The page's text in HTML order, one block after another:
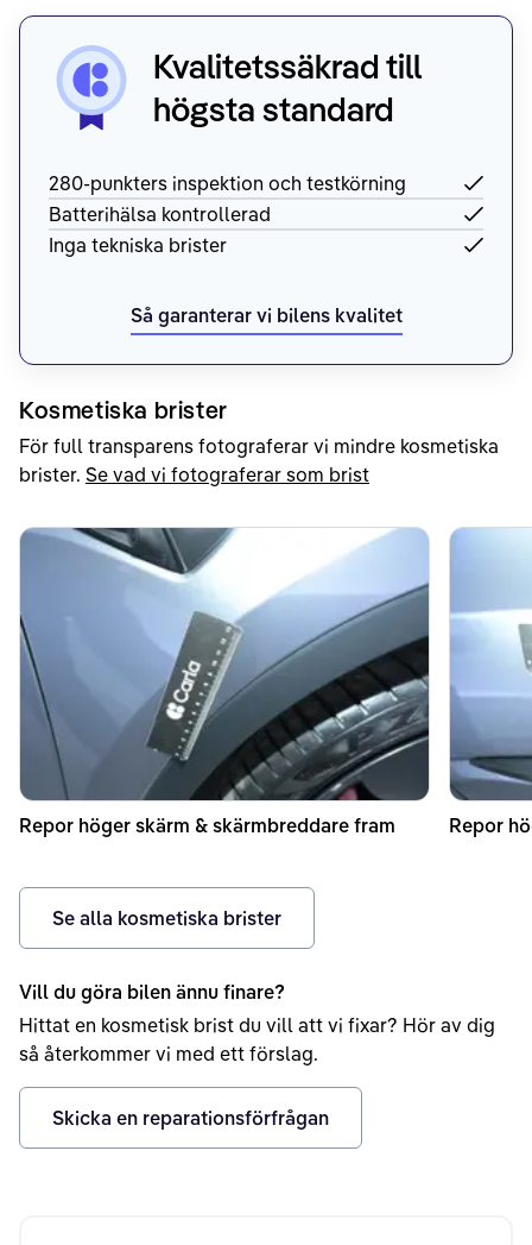
Kvalitetssäkrad till
högsta standard
280-punkters inspektion och testkörning
Batterihälsa kontrollerad
Inga tekniska brister
Så garanterar vi bilens kvalitet
Kosmetiska brister
För full transparens fotograferar vi mindre kosmetiska
brister. Se vad vi fotograferar som brist
Repor höger skärm & skärmbreddare fram Repor
Se alla kosmetiska brister
Vill du göra bilen ännu finare?
Hittat en kosmetisk brist du vill att vi fixar? Hör av dig
så återkommer vi med ett förslag.
Skicka en reparationsförfrågan